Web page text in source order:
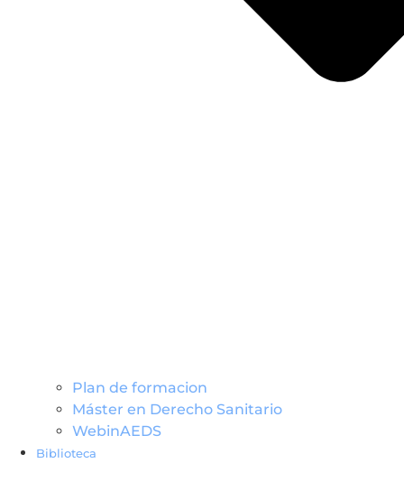
Plan de formacion
Máster en Derecho Sanitario
WebinAEDS
Biblioteca